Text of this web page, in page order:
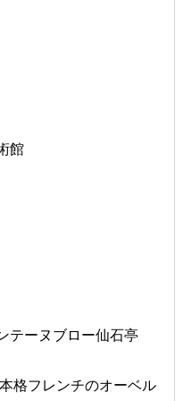
館
ヌブロー仙石亭
格フレンチのオーベル